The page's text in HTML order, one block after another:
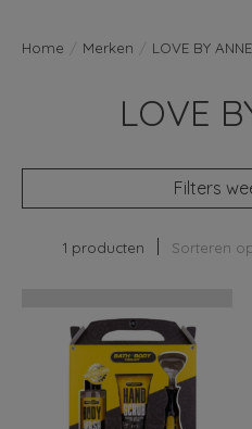
Home Merken LOVE BY ANNE
LOVE
Filters
1 producten Sorteren